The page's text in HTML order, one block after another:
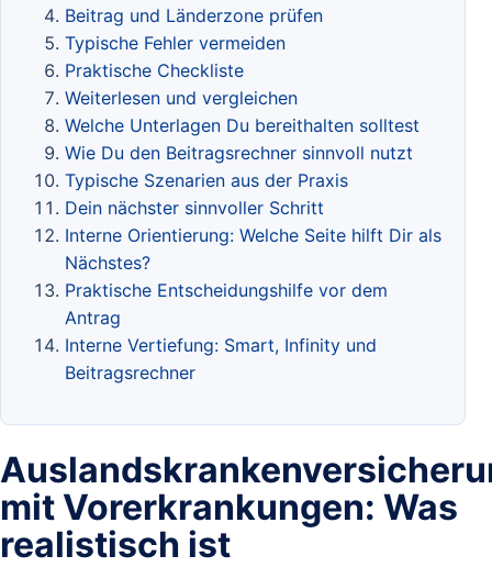
Beitrag und Länderzone prüfen
Typische Fehler vermeiden
Praktische Checkliste
Weiterlesen und vergleichen
Welche Unterlagen Du bereithalten solltest
Wie Du den Beitragsrechner sinnvoll nutzt
Typische Szenarien aus der Praxis
Dein nächster sinnvoller Schritt
Interne Orientierung: Welche Seite hilft Dir als
Nächstes?
Praktische Entscheidungshilfe vor dem
Antrag
Interne Vertiefung: Smart, Infinity und
Beitragsrechner
mit Vorerkrankungen: Was
realistisch ist